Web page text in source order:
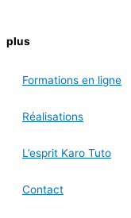
plus
Formations en ligne
Réalisations
L’esprit Karo Tuto
Contact